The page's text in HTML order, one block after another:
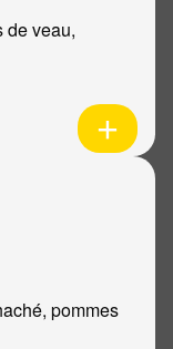
de veau,
pommes